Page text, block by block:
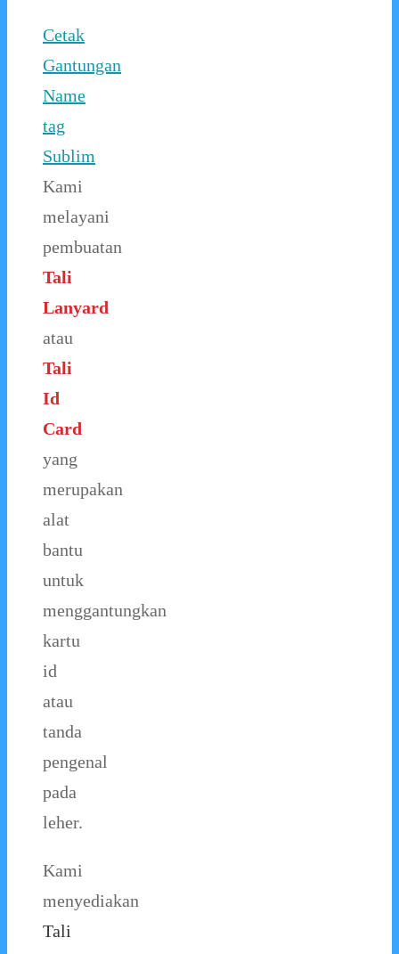
Cetak
Gantungan
Name
tag
Sublim
Kami
melayani
pembuatan
Tali
Lanyard
atau
Tali
Id
Card
yang
merupakan
alat
bantu
untuk
menggantungkan
kartu
id
atau
tanda
pengenal
pada
leher.
Kami
menyediakan
Tali